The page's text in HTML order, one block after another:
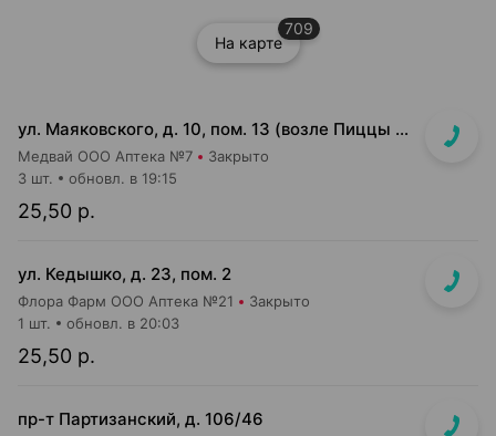
На карте
709
ул. Маяковского, д. 10, пом. 13 (возле Пиццы Мании)
Медвай ООО Аптека №7 Закрыто
25,50 р.
3 шт. обновл. в 19:15
ул. Кедышко, д. 23, пом. 2
Флора Фарм ООО Аптека №21 Закрыто
25,50 р.
1 шт. обновл. в 20:03
пр-т Партизанский, д. 106/46